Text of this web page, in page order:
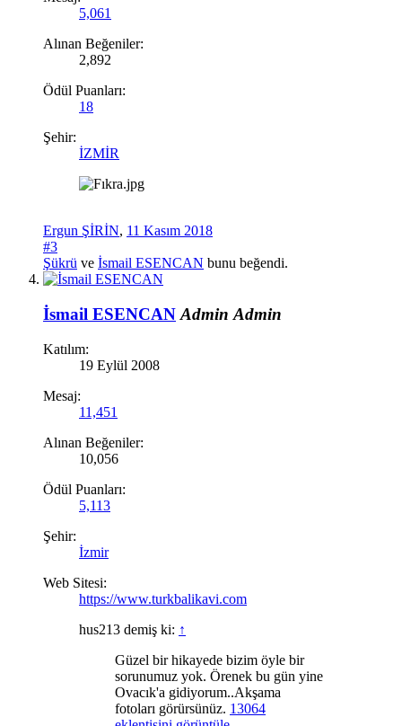
5,061
Alınan Beğeniler:
2,892
Ödül Puanları:
18
Şehir:
İZMİR
Ergun ŞİRİN, 11 Kasım 2018
#3
Şükrü ve İsmail ESENCAN bunu beğendi.
İsmail ESENCAN Admin Admin
Katılım:
19 Eylül 2008
Mesaj:
11,451
Alınan Beğeniler:
10,056
Ödül Puanları:
5,113
Şehir:
İzmir
Web Sitesi:
https://www.turkbalikavi.com
hus213 demiş ki: ↑
Güzel bir hikayede bizim öyle bir
sorunumuz yok. Örenek bu gün yine
Ovacık'a gidiyorum..Akşama
fotoları görürsünüz. 13064